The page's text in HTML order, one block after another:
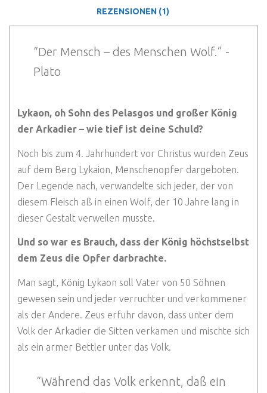
REZENSIONEN (1)
“Der Mensch – des Menschen Wolf.” -
Plato
Lykaon, oh Sohn des Pelasgos und großer König
der Arkadier – wie tief ist deine Schuld?
Noch bis zum 4. Jahrhundert vor Christus wurden Zeus
auf dem Berg Lykaion, Menschenopfer dargeboten.
Der Legende nach, verwandelte sich jeder, der von
diesem Fleisch aß in einen Wolf, der 10 Jahre lang in
dieser Gestalt verweilen musste.
Und so war es Brauch, dass der König höchstselbst
dem Zeus die Opfer darbrachte.
Man sagt, König Lykaon soll Vater von 50 Söhnen
gewesen sein und jeder verruchter und verkommener
als der Andere. Zeus erfuhr davon, dass unter dem
Volk der Arkadier die Sitten verkamen und mischte sich
als ein armer Bettler unter das Volk.
“Während das Volk erkennt, daß ein